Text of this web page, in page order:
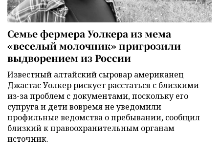
Семье фермера Уолкера из мема
«веселый молочник» пригрозили
выдворением из России
Известный алтайский сыровар американец
Джастас Уолкер рискует расстаться с близкими
из-за проблем с документами, поскольку его
супруга и дети вовремя не уведомили
профильные ведомства о пребывании, сообщил
близкий к правоохранительным органам
источник.